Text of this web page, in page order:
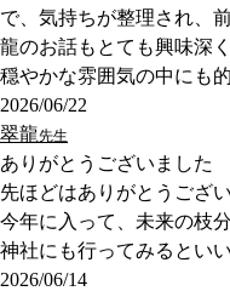
で、気持ちが整理され、
龍のお話もとても興味深
穏やかな雰囲気の中にも
2026/06/22
翠龍先生
ありがとうございました
先ほどはありがとうござい
今年に入って、未来の枝
神社にも行ってみるとい
2026/06/14